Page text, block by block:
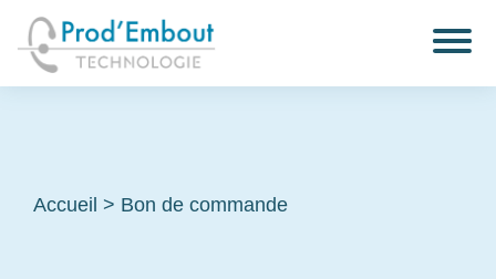
Accueil > Bon de commande